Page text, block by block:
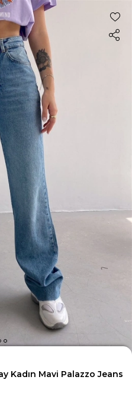
Kadın Mavi Palazzo Jeans